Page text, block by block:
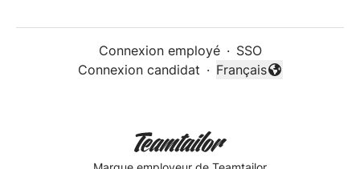
Connexion employé · SSO
Connexion candidat ·
Changer la langue
Français